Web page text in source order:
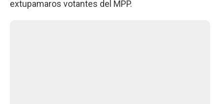
extupamaros votantes del MPP.